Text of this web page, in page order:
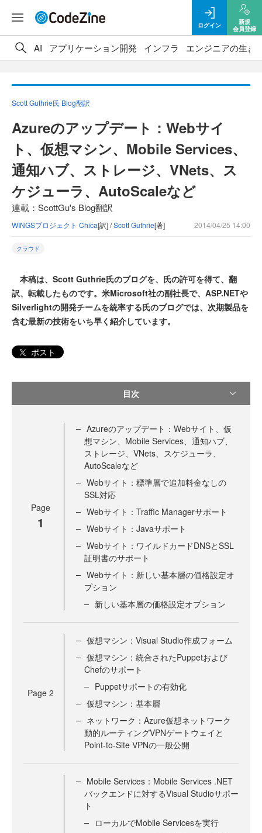
ログイン
新規
会員登録
AI アプリケーション開発 インフラ エンジニアの生き
Scott Guthrie氏 Blog翻訳
Azureのアップデート：Webサイ
ト、仮想マシン、Mobile Services、
通知ハブ、ストレージ、VNets、ス
ケジューラ、AutoScaleなど
連載：ScottGu's Blog翻訳
WINGSプロジェクト Chica[訳] /Scott Guthrie[著] 2014/04/25 14:00
クラウド
本稿は、Scott Guthrie氏のブログを、氏の許可を得て、翻
訳、転載したものです。米Microsoft社の副社長で、ASP.NETや
Silverlightの開発チームを統率する氏のブログでは、次期製品を
含む最新の技術をいち早く紹介しています。
ポスト
目次
Page
1
Azureのアップデート：Webサイト、仮
想マシン、Mobile Services、通知ハブ、
ストレージ、VNets、スケジューラ、
AutoScaleなど
Webサイト：標準層で追加料金なしの
SSL対応
Webサイト：Traffic Managerサポート
Webサイト：Javaサポート
Webサイト：ワイルドカードDNSとSSL
証明書のサポート
Webサイト：新しい基本層の価格設定オ
プション
新しい基本層の価格設定オプション
Page 2
仮想マシン：Visual Studio作成フォーム
仮想マシン：統合されたPuppetおよび
Chefのサポート
Puppetサポートの有効化
仮想マシン：基本層
ネットワーク：Azure仮想ネットワーク
動的ルーティングVPNゲートウェイと
Point-to-Site VPNの一般公開
Mobile Services：Mobile Services .NET
バックエンドに対するVisual Studioサポー
ト
ローカルでMobile Servicesを実行